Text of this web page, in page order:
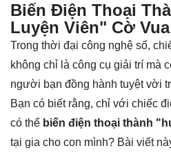
Biến Điện Thoại
Luyện Viên" Cờ
Trong thời đại công nghệ số,
không chỉ là công cụ giải trí mà
người bạn đồng hành tuyệt vời
Bạn có biết rằng, chỉ với chiếc
có thể biến điện thoại thành
tại gia cho con mình? Bài viết